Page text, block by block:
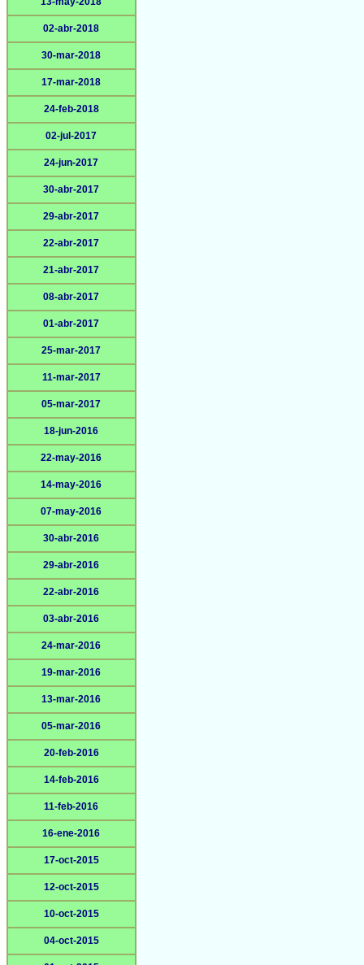
02-abr-2018
30-mar-2018
17-mar-2018
24-feb-2018
02-jul-2017
24-jun-2017
30-abr-2017
29-abr-2017
22-abr-2017
21-abr-2017
08-abr-2017
01-abr-2017
25-mar-2017
11-mar-2017
05-mar-2017
18-jun-2016
22-may-2016
14-may-2016
07-may-2016
30-abr-2016
29-abr-2016
22-abr-2016
03-abr-2016
24-mar-2016
19-mar-2016
13-mar-2016
05-mar-2016
20-feb-2016
14-feb-2016
11-feb-2016
16-ene-2016
17-oct-2015
12-oct-2015
10-oct-2015
04-oct-2015